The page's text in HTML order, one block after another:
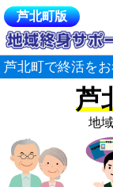
芦北町版
芦北町で終活を
芦
地